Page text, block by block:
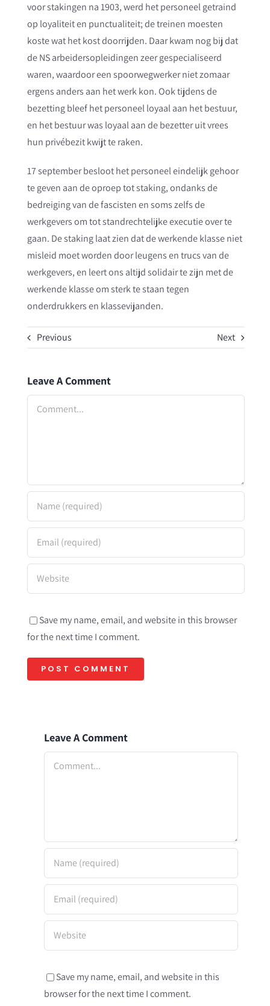
voor stakingen na 1903, werd het personeel getraind
op loyaliteit en punctualiteit; de treinen moesten
koste wat het kost doorrijden. Daar kwam nog bij dat
de NS arbeidersopleidingen zeer gespecialiseerd
waren, waardoor een spoorwegwerker niet zomaar
ergens anders aan het werk kon. Ook tijdens de
bezetting bleef het personeel loyaal aan het bestuur,
en het bestuur was loyaal aan de bezetter uit vrees
hun privébezit kwijt te raken.
17 september besloot het personeel eindelijk gehoor
te geven aan de oproep tot staking, ondanks de
bedreiging van de fascisten en soms zelfs de
werkgevers om tot standrechtelijke executie over te
gaan. De staking laat zien dat de werkende klasse niet
misleid moet worden door leugens en trucs van de
werkgevers, en leert ons altijd solidair te zijn met de
werkende klasse om sterk te staan tegen
onderdrukkers en klassevijanden.
Previous Next
Leave A Comment
Save my name, email, and website in this browser
for the next time I comment.
Leave A Comment
Save my name, email, and website in this
browser for the next time I comment.